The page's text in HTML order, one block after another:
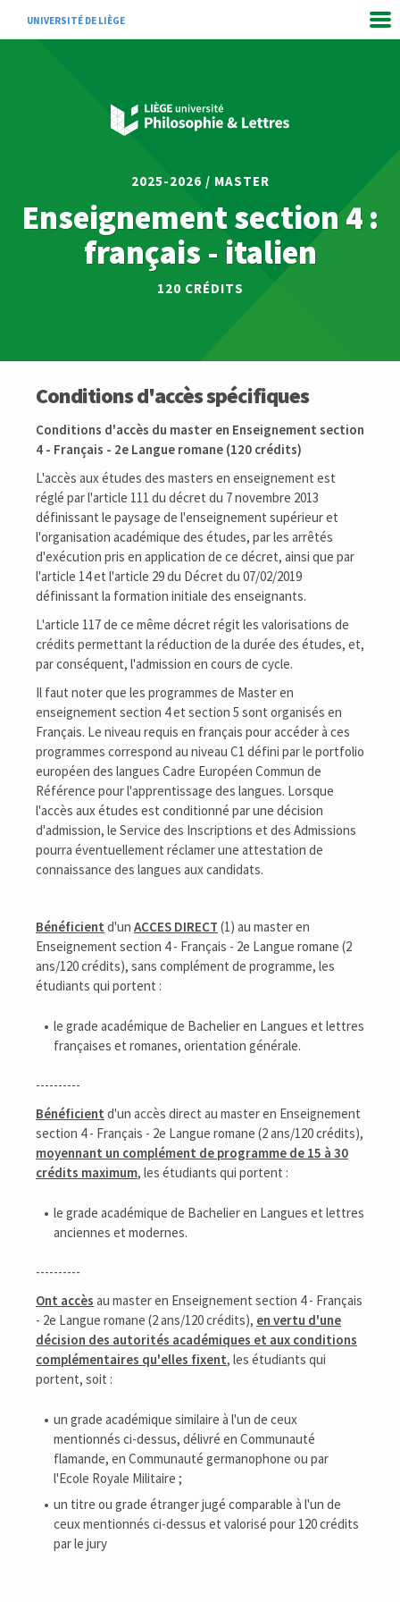
UNIVERSITÉ DE LIÈGE
2025-2026 / MASTER
Enseignement section 4 :
français - italien
120 CRÉDITS
Conditions d'accès spécifiques
Conditions d'accès du master en Enseignement section
4 - Français - 2e Langue romane (120 crédits)
L'accès aux études des masters en enseignement est
réglé par l'article 111 du décret du 7 novembre 2013
définissant le paysage de l'enseignement supérieur et
l'organisation académique des études, par les arrêtés
d'exécution pris en application de ce décret, ainsi que par
l'article 14 et l'article 29 du Décret du 07/02/2019
définissant la formation initiale des enseignants.
L'article 117 de ce même décret régit les valorisations de
crédits permettant la réduction de la durée des études, et,
par conséquent, l'admission en cours de cycle.
Il faut noter que les programmes de Master en
enseignement section 4 et section 5 sont organisés en
Français. Le niveau requis en français pour accéder à ces
programmes correspond au niveau C1 défini par le portfolio
européen des langues Cadre Européen Commun de
Référence pour l'apprentissage des langues. Lorsque
l'accès aux études est conditionné par une décision
d'admission, le Service des Inscriptions et des Admissions
pourra éventuellement réclamer une attestation de
connaissance des langues aux candidats.
Bénéficient d'un ACCES DIRECT (1) au master en
Enseignement section 4 - Français - 2e Langue romane (2
ans/120 crédits), sans complément de programme, les
étudiants qui portent :
le grade académique de Bachelier en Langues et lettres
françaises et romanes, orientation générale.
----------
Bénéficient d'un accès direct au master en Enseignement
section 4 - Français - 2e Langue romane (2 ans/120 crédits),
moyennant un complément de programme de 15 à 30
crédits maximum, les étudiants qui portent :
le grade académique de Bachelier en Langues et lettres
anciennes et modernes.
----------
Ont accès au master en Enseignement section 4 - Français
- 2e Langue romane (2 ans/120 crédits), en vertu d'une
décision des autorités académiques et aux conditions
complémentaires qu'elles fixent, les étudiants qui
portent, soit :
un grade académique similaire à l'un de ceux
mentionnés ci-dessus, délivré en Communauté
flamande, en Communauté germanophone ou par
l'Ecole Royale Militaire ;
un titre ou grade étranger jugé comparable à l'un de
ceux mentionnés ci-dessus et valorisé pour 120 crédits
par le jury